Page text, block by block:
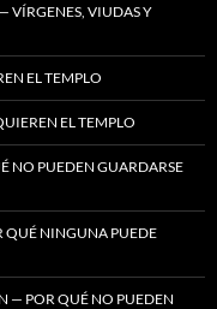
VÍRGENES, VIUDAS Y
EL TEMPLO
EL TEMPLO
NO PUEDEN GUARDARSE
QUÉ NINGUNA PUEDE
— POR QUÉ NO PUEDEN